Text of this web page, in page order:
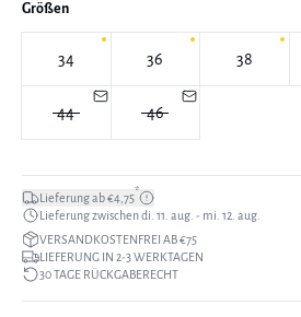
Größen
34 36 38
44 46
Lieferung ab €4,75*
Lieferung zwischen di. 11. aug. - mi. 12. aug.
VERSANDKOSTENFREI AB €75
LIEFERUNG IN 2-3 WERKTAGEN
30 TAGE RÜCKGABERECHT